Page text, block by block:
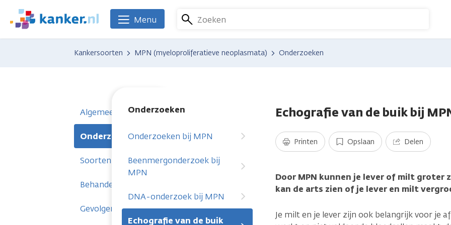
naar
We
zijn
Zoeken
Menu
Kankersoorten MPN (myeloproliferatieve neoplasmata) Onderzoeken
Algemeen
Onderzoeken
Onderzoeken
Onderzoeken bij MPN
Beenmergonderzoek bij
MPN
DNA-onderzoek bij MPN
Echografie van de buik
Soorten
Behandelingen
Gevolgen
Echografie van de buik bij
Printen Opslaan Delen
Door MPN kunnen je lever of milt groter
kan de arts zien of je lever en milt
Je milt en je lever zijn ook belangrijk voor je